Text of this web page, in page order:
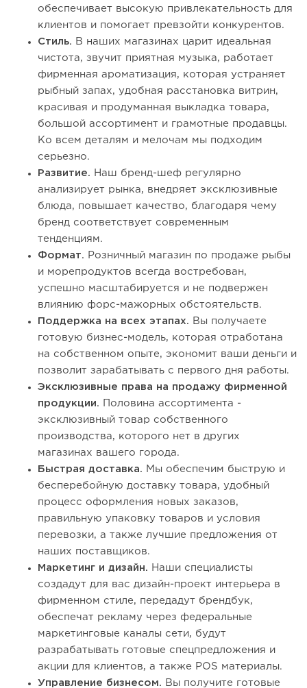
обеспечивает высокую привлекательность для
клиентов и помогает превзойти конкурентов.
Стиль.
В наших магазинах царит идеальная
чистота, звучит приятная музыка, работает
фирменная ароматизация, которая устраняет
рыбный запах, удобная расстановка витрин,
красивая и продуманная выкладка товара,
большой ассортимент и грамотные продавцы.
Ко всем деталям и мелочам мы подходим
серьезно.
Развитие.
Наш бренд-шеф регулярно
анализирует рынка, внедряет эксклюзивные
блюда, повышает качество, благодаря чему
бренд соответствует современным
тенденциям.
Формат.
Розничный магазин по продаже рыбы
и морепродуктов всегда востребован,
успешно масштабируется и не подвержен
влиянию форс-мажорных обстоятельств.
Поддержка на всех этапах.
Вы получаете
готовую бизнес-модель, которая отработана
на собственном опыте, экономит ваши деньги и
позволит зарабатывать с первого дня работы.
Эксклюзивные права на продажу фирменной
продукции.
Половина ассортимента -
эксклюзивный товар собственного
производства, которого нет в других
магазинах вашего города.
Быстрая доставка.
Мы обеспечим быструю и
бесперебойную доставку товара, удобный
процесс оформления новых заказов,
правильную упаковку товаров и условия
перевозки, а также лучшие предложения от
наших поставщиков.
Маркетинг и дизайн.
Наши специалисты
создадут для вас дизайн-проект интерьера в
фирменном стиле, передадут брендбук,
обеспечат рекламу через федеральные
маркетинговые каналы сети, будут
разрабатывать готовые спецпредложения и
акции для клиентов, а также POS материалы.
Управление бизнесом.
Вы получите готовые